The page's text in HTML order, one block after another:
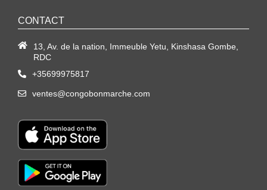
CONTACT
13, Av. de la nation, Immeuble Yetu, Kinshasa Gombe,
RDC
+35699975817
ventes@congobonmarche.com